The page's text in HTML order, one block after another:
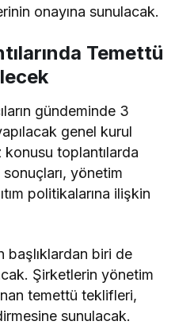
onayına sunulacak.
Temettü
gündeminde 3
genel kurul
konusu toplantılarda
yönetim
politikalarına ilişkin
başlıklardan biri de
Şirketlerin yönetim
temettü teklifleri,
sunulacak.